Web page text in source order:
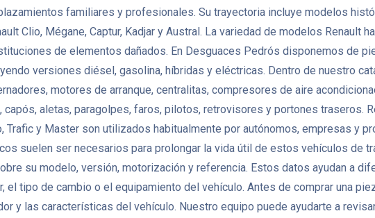
familiares y profesionales. Su trayectoria incluye modelos
Clio, Mégane, Captur, Kadjar y Austral. La variedad de modelos Renault
de elementos dañados. En Desguaces Pedrós disponemos de
versiones diésel, gasolina, híbridas y eléctricas. Dentro de nuestro
motores de arranque, centralitas, compresores de aire
aletas, paragolpes, faros, pilotos, retrovisores y portones traseros.
Trafic y Master son utilizados habitualmente por autónomos, empresas y
suelen ser necesarios para prolongar la vida útil de estos vehículos de
su modelo, versión, motorización y referencia. Estos datos ayudan a
el tipo de cambio o el equipamiento del vehículo. Antes de comprar una
y las características del vehículo. Nuestro equipo puede ayudarte a